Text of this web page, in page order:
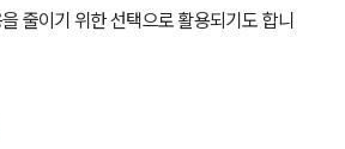
줄이기 위한 선택으로 활용되기도 합니